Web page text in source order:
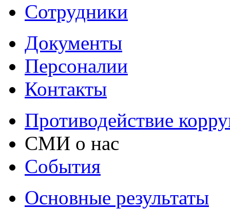
Сотрудники
Документы
Персоналии
Контакты
Противодействие
СМИ о нас
События
Основные результаты